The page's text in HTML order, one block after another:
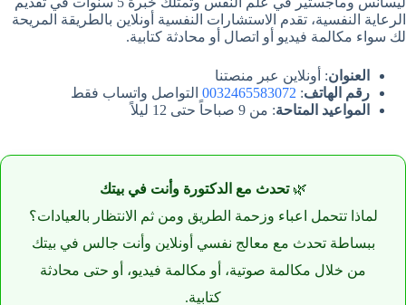
الرعاية النفسية، تقدم الاستشارات النفسية أونلاين بالطريقة المريحة
لك سواء مكالمة فيديو أو اتصال أو محادثة كتابية.
العنوان: أونلاين عبر منصتنا
رقم الهاتف:
0032465583072 التواصل واتساب فقط
المواعيد المتاحة: من 9 صباحاً حتى 12 ليلاً
🌿تحدث مع الدكتورة وأنت في بيتك
لماذا تتحمل اعباء وزحمة الطريق ومن ثم الانتظار بالعيادات؟
ببساطة تحدث مع معالج نفسي أونلاين وأنت جالس في بيتك
من خلال مكالمة صوتية، أو مكالمة فيديو، أو حتى محادثة
كتابية.